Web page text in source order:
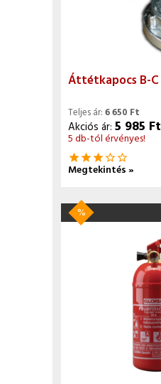
Áttétkapocs B-C
Teljes ár:6 650 Ft
Akciós ár: 5 985 Ft
5 db-tól érvényes!
starstarstarstar_borderstar_border
Megtekintés »
%